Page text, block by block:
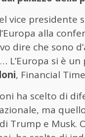
vice presidente
alla
dire che sono
L’Europa si è un
, Financial
ha scelto di
ma
Trump e Musk.